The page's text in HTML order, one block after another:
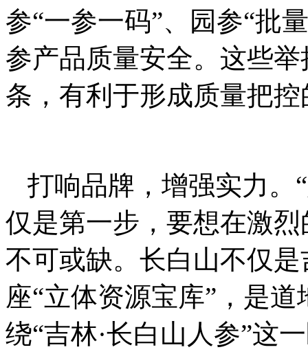
参“一参一码”、园参“批
参产品质量安全。这些
条，有利于形成质量把
打响品牌，增强实力。
仅是第一步，要想在激
不可或缺。长白山不仅
座“立体资源宝库”，是
绕“吉林·长白山人参”这